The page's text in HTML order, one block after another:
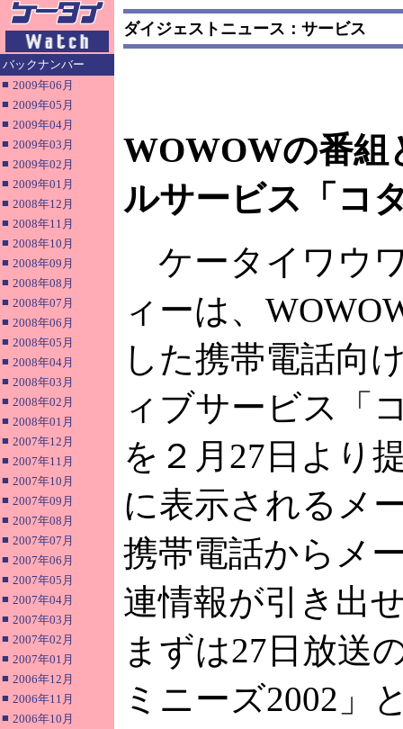
バックナンバー
■ 2009年06月
■ 2009年05月
■ 2009年04月
■ 2009年03月
■ 2009年02月
■ 2009年01月
■ 2008年12月
■ 2008年11月
■ 2008年10月
■ 2008年09月
■ 2008年08月
■ 2008年07月
■ 2008年06月
■ 2008年05月
■ 2008年04月
■ 2008年03月
■ 2008年02月
■ 2008年01月
■ 2007年12月
■ 2007年11月
■ 2007年10月
■ 2007年09月
■ 2007年08月
■ 2007年07月
■ 2007年06月
■ 2007年05月
■ 2007年04月
■ 2007年03月
■ 2007年02月
■ 2007年01月
■ 2006年12月
■ 2006年11月
■ 2006年10月
ダイジェストニュース：サービス
WOWOWの番組
ルサービス「コ
ケータイワウ
ィーは、
した携帯電話向
ィブサービス「
を２月27日より
に表示されるメ
携帯電話からメ
連情報が引き出
まずは27日放送
ミニーズ2002」